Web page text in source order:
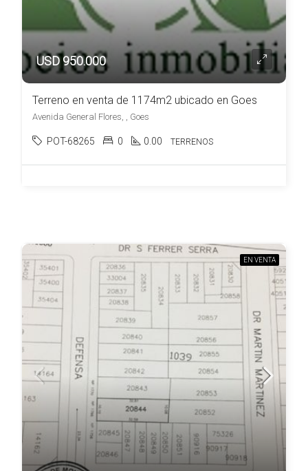
USD 950.000
Terreno en venta de 1174m2 ubicado en Goes
Avenida General Flores, , Goes
POT-68265 0 0.00 TERRENOS
EN VENTA